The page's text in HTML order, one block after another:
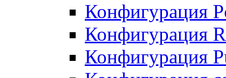
Конфигурация
Конфигурация
Конфигурация